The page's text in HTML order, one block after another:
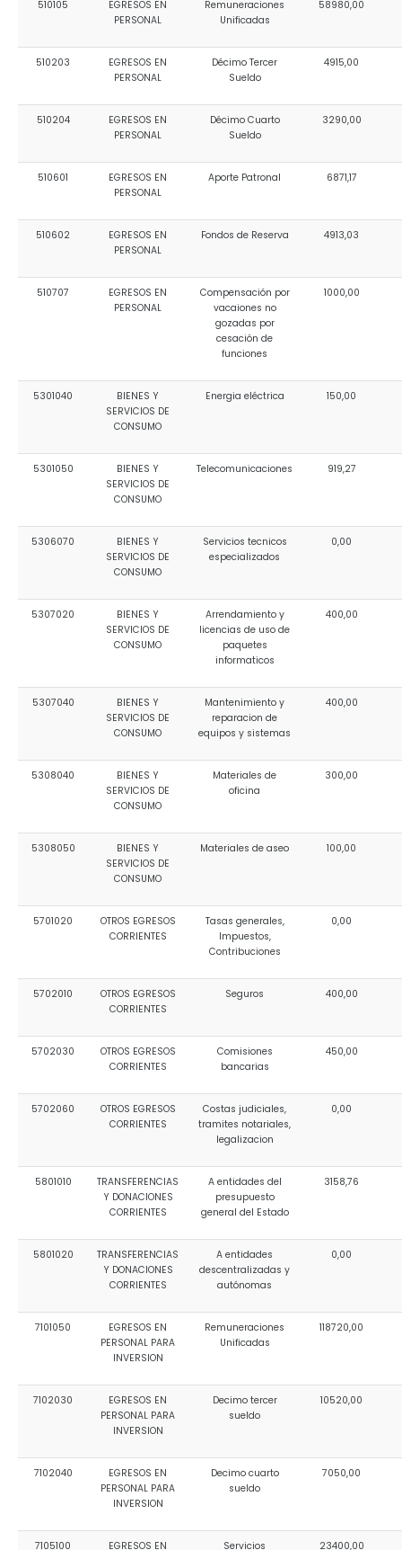
Convocatorias
GESTIÓN ADMINISTRATIVA
Plan Anual Contratación - PAC
Convenios Institucionales
PRESUPUESTO: EJECUCIÓN Y REPORTES
Cédulas presupuestarias y balances
Procesos de contratación
Ejecución Presupuestaria
510105
EGRESOS EN
PERSONAL
Remuneraciones
Unificadas
58980,00
510203
EGRESOS EN
PERSONAL
Décimo Tercer
Sueldo
4915,00
510204
EGRESOS EN
PERSONAL
Décimo Cuarto
Sueldo
3290,00
510601
EGRESOS EN
PERSONAL
Aporte Patronal 6871,17
510602
EGRESOS EN
PERSONAL
Fondos de Reserva 4913,03
510707
EGRESOS EN
PERSONAL
Compensación por
vacaiones no
gozadas por
cesación de
funciones
1000,00
5301040
BIENES Y
SERVICIOS DE
CONSUMO
Energia eléctrica 150,00
5301050
BIENES Y
SERVICIOS DE
CONSUMO
Telecomunicaciones 919,27
5306070
BIENES Y
SERVICIOS DE
CONSUMO
Servicios tecnicos
especializados
0,00
5307020
BIENES Y
SERVICIOS DE
CONSUMO
Arrendamiento y
licencias de uso de
paquetes
informaticos
400,00
5307040
BIENES Y
SERVICIOS DE
CONSUMO
Mantenimiento y
reparacion de
equipos y sistemas
400,00
5308040
BIENES Y
SERVICIOS DE
CONSUMO
Materiales de
oficina
300,00
5308050
BIENES Y
SERVICIOS DE
CONSUMO
Materiales de aseo 100,00
5701020
OTROS EGRESOS
CORRIENTES
Tasas generales,
Impuestos,
Contribuciones
0,00
5702010
OTROS EGRESOS
CORRIENTES
Seguros 400,00
5702030
OTROS EGRESOS
CORRIENTES
Comisiones
bancarias
450,00
5702060
OTROS EGRESOS
CORRIENTES
Costas judiciales,
tramites notariales,
legalizacion
0,00
5801010
TRANSFERENCIAS
Y DONACIONES
CORRIENTES
A entidades del
presupuesto
general del Estado
3158,76
5801020
TRANSFERENCIAS
Y DONACIONES
CORRIENTES
A entidades
descentralizadas y
autónomas
0,00
7101050
EGRESOS EN
PERSONAL PARA
INVERSION
Remuneraciones
Unificadas
118720,00
7102030
EGRESOS EN
PERSONAL PARA
INVERSION
Decimo tercer
sueldo
10520,00
7102040
EGRESOS EN
PERSONAL PARA
INVERSION
Decimo cuarto
sueldo
7050,00
7105100
EGRESOS EN
Servicios
23400,00